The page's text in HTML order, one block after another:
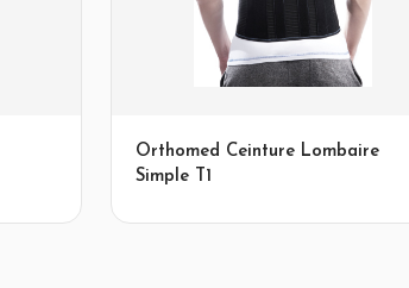
Orthomed Ceinture Lombaire
Simple T1